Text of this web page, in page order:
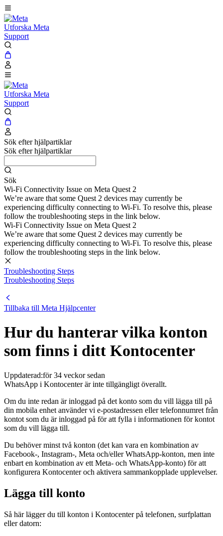
Utforska Meta
Support
Utforska Meta
Support
Sök efter hjälpartiklar
Sök efter hjälpartiklar
Sök
Wi-Fi Connectivity Issue on Meta Quest 2
We’re aware that some Quest 2 devices may currently be
experiencing difficulty connecting to Wi-Fi. To resolve this, please
follow the troubleshooting steps in the link below.
Wi-Fi Connectivity Issue on Meta Quest 2
We’re aware that some Quest 2 devices may currently be
experiencing difficulty connecting to Wi-Fi. To resolve this, please
follow the troubleshooting steps in the link below.
Troubleshooting Steps
Troubleshooting Steps
Tillbaka till Meta Hjälpcenter
Hur du hanterar vilka konton
som finns i ditt Kontocenter
Uppdaterad:för 34 veckor sedan
WhatsApp i Kontocenter är inte tillgängligt överallt.
Om du inte redan är inloggad på det konto som du vill lägga till på
din mobila enhet använder vi e-postadressen eller telefonnumret från
kontot som du är inloggad på för att fylla i informationen för kontot
som du vill lägga till.
Du behöver minst två konton (det kan vara en kombination av
Facebook-, Instagram-, Meta och/eller WhatsApp-konton, men inte
enbart en kombination av ett Meta- och WhatsApp-konto) för att
konfigurera Kontocenter och aktivera sammankopplade upplevelser.
Lägga till konto
Så här lägger du till konton i Kontocenter på telefonen, surfplattan
eller datorn: